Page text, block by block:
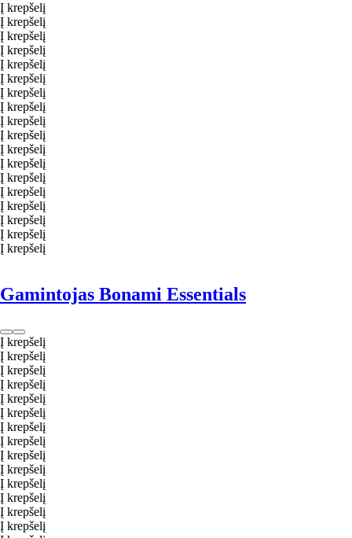
Į krepšelį
Į krepšelį
Į krepšelį
Į krepšelį
Į krepšelį
Į krepšelį
Į krepšelį
Į krepšelį
Į krepšelį
Į krepšelį
Į krepšelį
Į krepšelį
Į krepšelį
Į krepšelį
Į krepšelį
Į krepšelį
Į krepšelį
Į krepšelį
Gamintojas Bonami Essentials
Į krepšelį
Į krepšelį
Į krepšelį
Į krepšelį
Į krepšelį
Į krepšelį
Į krepšelį
Į krepšelį
Į krepšelį
Į krepšelį
Į krepšelį
Į krepšelį
Į krepšelį
Į krepšelį